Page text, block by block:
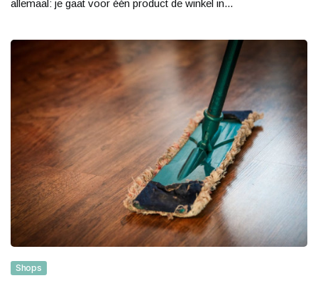
allemaal: je gaat voor één product de winkel in...
Shops